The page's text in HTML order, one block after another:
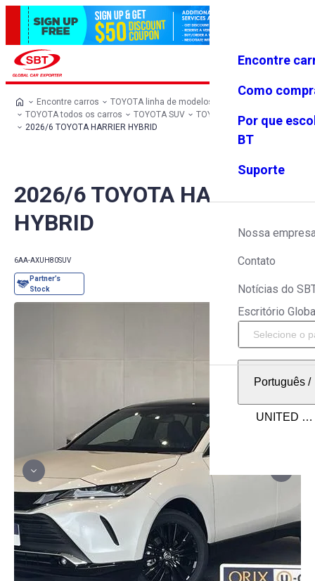
Favoritos Menu
Encontre
Como
Por que
BT
Suporte
Nossa
Contato
Notícias do
Escritório
Português/
Encontre carros
TOYOTA linha de modelos
TOYOTA todos os carros
TOYOTA SUV
TOYOTA HARRIER HYBRID
2026/6 TOYOTA HARRIER HYBRID
2026/6 TOYOTA HARRIER
HYBRID
6AA-AXUH80SUV